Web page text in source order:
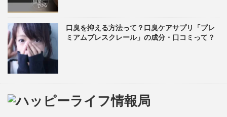
口臭を抑える方法って？口臭ケアサプリ「プレ
ミアムブレスクレール」の成分・口コミって？